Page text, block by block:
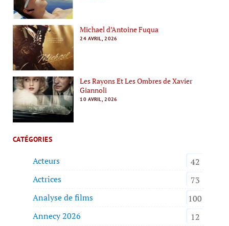
Michael d’Antoine Fuqua
24 AVRIL, 2026
Les Rayons Et Les Ombres de Xavier
Giannoli
10 AVRIL, 2026
CATÉGORIES
Acteurs
42
Actrices
73
Analyse de films
100
Annecy 2026
12